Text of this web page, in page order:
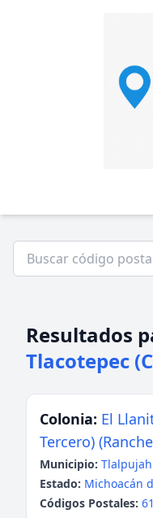
Resultados
Tlacotepec
Colonia: El
Tercero)
Municipio:
Estado: Michoacán
Códigos Postales: